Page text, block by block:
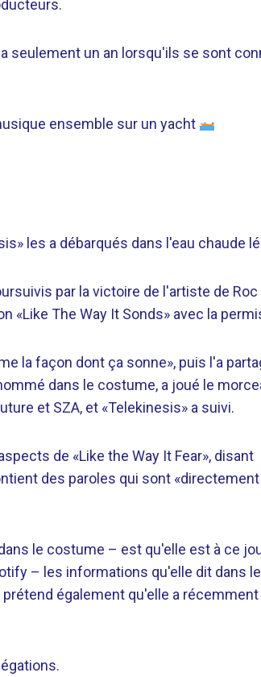
seulement un an lorsqu'ils se sont
ensemble sur un yacht
les a débarqués dans l'eau chaude
par la victoire de l'artiste de
«Like The Way It Sonds» avec la
la façon dont ça sonne», puis l'a
dans le costume, a joué le
et SZA, et «Telekinesis» a suivi.
de «Like the Way It Fear», disant
des paroles qui sont
le costume – est qu'elle est à ce
– les informations qu'elle dit dans
également qu'elle a